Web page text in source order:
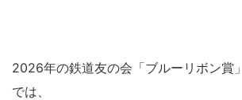
2026年の鉄道友の会「ブルーリボン賞
では、